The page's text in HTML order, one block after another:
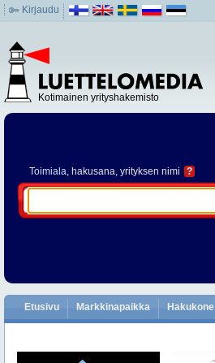
Kirjaudu
Kotimainen yrityshakemisto
Toimiala, hakusana, yrityksen nimi ?
Etusivu Markkinapaikka Hakukone